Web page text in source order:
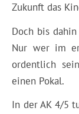
Zukunft das
Doch bis
Nur wer im
ordentlich
einen Pokal.
In der AK 4/5